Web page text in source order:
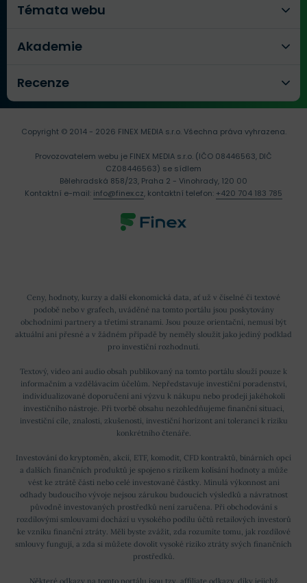
Témata webu
Akademie
Recenze
Ceny, hodnoty, kurzy a další ekonomická data, ať už v číselné či textové
podobě nebo v grafech, uváděné na tomto portálu jsou poskytovány
obchodními partnery a třetími stranami. Jsou pouze orientační, nemusí být
aktuální ani přesné a v žádném případě by neměly sloužit jako jediný podklad
pro investiční rozhodnutí.
Textový, video ani audio obsah publikovaný na tomto portálu slouží pouze k
informačním a vzdělávacím účelům. Nepředstavuje investiční poradenství,
individualizované doporučení ani výzvu k nákupu nebo prodeji jakéhokoli
investičního nástroje. Při tvorbě obsahu nezohledňujeme finanční situaci,
investiční cíle, znalosti, zkušenosti, investiční horizont ani toleranci k riziku
konkrétního čtenáře.
Investování do kryptoměn, akcií, ETF, komodit, CFD kontraktů, binárních opcí
a dalších finančních produktů je spojeno s rizikem kolísání hodnoty a může
vést ke ztrátě části nebo celé investované částky. Minulá výkonnost ani
odhady budoucího vývoje nejsou zárukou budoucích výsledků a návratnost
původně investovaných prostředků není zaručena. Při obchodování s
rozdílovými smlouvami dochází u vysokého podílu účtů retailových investorů
ke vzniku finanční ztráty. Měli byste zvážit, zda rozumíte tomu, jak rozdílové
smlouvy fungují, a zda si můžete dovolit vysoké riziko ztráty svých finančních
prostředků.
Některé odkazy na tomto portálu jsou tzv. affiliate odkazy, díky jejichž
Copyright © 2014 - 2026 FINEX MEDIA s.r.o.Všechna práva vyhrazena.
Provozovatelem webu je FINEX MEDIA s.r.o. (IČO 08446563, DIČ
CZ08446563) se sídlem
Bělehradská 858/23, Praha 2 - Vinohrady, 120 00
Kontaktní e-mail: info@finex.cz, kontaktní telefon: +420 704 183 785